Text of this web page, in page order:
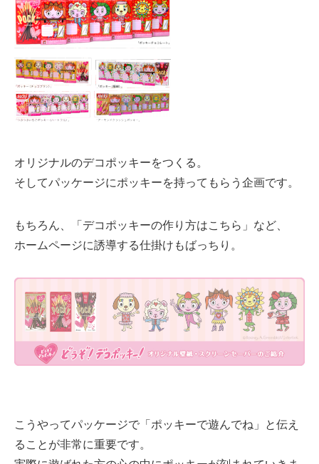
オリジナルのデコポッキーをつくる。
そしてパッケージにポッキーを持ってもらう企画です。
もちろん、「デコポッキーの作り方はこちら」など、
ホームページに誘導する仕掛けもばっちり。
こうやってパッケージで「ポッキーで遊んでね」と伝え
ることが非常に重要です。